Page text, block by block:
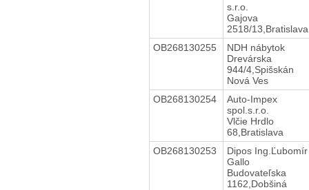
s.r.o.
Gajova
2518/13,Bratislava
OB268130255
NDH nábytok
Drevárska
944/4,Spišskán
Nová Ves
OB268130254
Auto-Impex
spol.s.r.o.
Vlčie Hrdlo
68,Bratislava
OB268130253
Dipos Ing.Ľubomír
Gallo
Budovateľska
1162,Dobšiná